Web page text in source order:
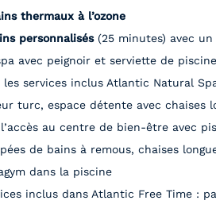
thermaux à l’ozone
personnalisés(25 minutes) avec un
avec peignoir et serviette de
les services inclus Atlantic Natural
turc, espace détente avec chaises
au centre de bien-être avec
de bains à remous, chaises
dans la piscine
inclus dans Atlantic Free Time :